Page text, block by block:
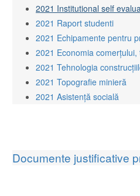
2021 Institutional self
2021 Raport studenti
2021 Echipamente pentru
2021 Economia
2021 Tehnologia
2021 Topografie minieră
2021 Asistență socială
Documente justificative